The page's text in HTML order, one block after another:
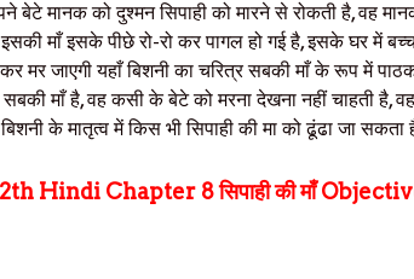
बेटे मानक को दुश्मन सिपाही को मारने से रोकती है, वह
इसकी माँ इसके पीछे रो-रो कर पागल हो गई है, इसके घर में
मर जाएगी यहाँ बिशनी का चरित्र सबकी माँ के रूप में
माँ है, वह कसी के बेटे को मरना देखना नहीं चाहती है,
के मातृत्व में किस भी सिपाही की मा को ढूंढा जा सकता है
Hindi Chapter 8सिपाही की माँ